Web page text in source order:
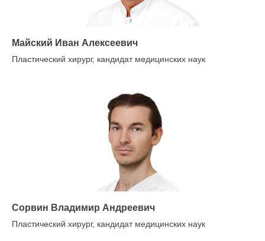
Майский Иван Алексеевич
Пластический хирург, кандидат медицинских наук
Сорвин Владимир Андреевич
Пластический хирург, кандидат медицинских наук